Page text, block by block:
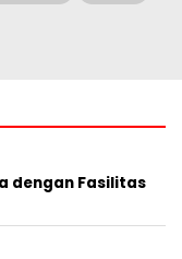
dengan Fasilitas